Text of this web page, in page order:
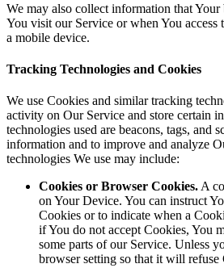
We may also collect information that Your
You visit our Service or when You access
a mobile device.
Tracking Technologies and Cookies
We use Cookies and similar tracking
activity on Our Service and store certain
technologies used are beacons, tags, and
information and to improve and analyze
technologies We use may include:
Cookies or Browser Cookies. A
on Your Device. You can instruct
Cookies or to indicate when a
if You do not accept Cookies, You
some parts of our Service. Unless
browser setting so that it will